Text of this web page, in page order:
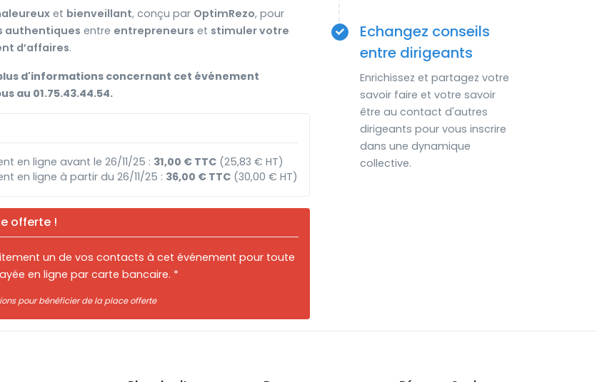
et bienveillant, conçu par OptimRezo, pour
authentiques entre entrepreneurs et stimuler votre
d’affaires.
d'informations concernant cet événement
au 01.75.43.44.54.
en ligne avant le 26/11/25 : 31,00 € TTC (25,83 € HT)
en ligne à partir du 26/11/25 : 36,00 € TTC (30,00 € HT)
offerte !
un de vos contacts à cet événement pour toute
en ligne par carte bancaire. *
pour bénéficier de la place offerte
Echangez conseils
entre dirigeants
Enrichissez et partagez votre
savoir faire et votre savoir
être au contact d'autres
dirigeants pour vous inscrire
dans une dynamique
collective.